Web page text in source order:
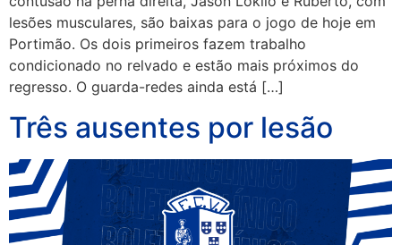
lesões musculares, são baixas para o jogo de hoje em
Portimão. Os dois primeiros fazem trabalho
condicionado no relvado e estão mais próximos do
regresso. O guarda-redes ainda está […]
Três ausentes por lesão